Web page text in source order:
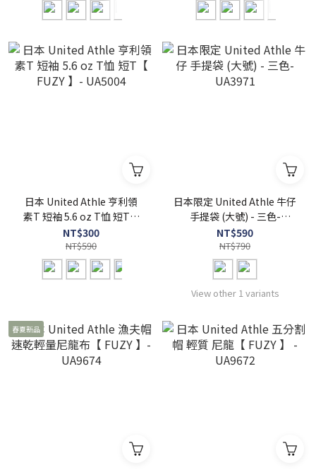
日本 United Athle 亨利領
素T 短袖 5.6 oz T恤 短T【
FUZY 】- UA5004
NT$300
NT$590
日本限定 United Athle 牛仔
手提袋 (大號) - 三色-
UA3971
NT$590
NT$790
View other 1 variants
春夏新品